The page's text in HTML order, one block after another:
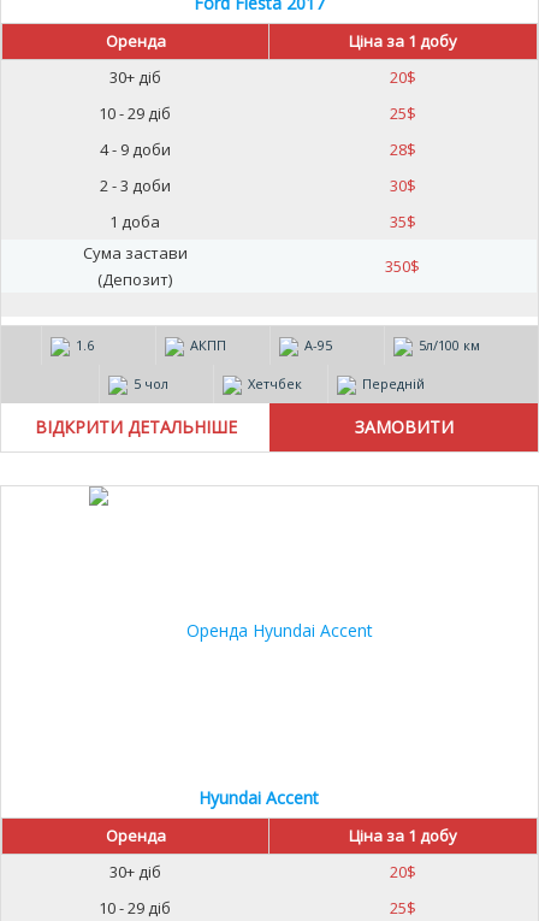
Оренда
Ціна за 1 добу
30+ діб
20$
10 - 29 діб
25$
4 - 9 доби
28$
2 - 3 доби
30$
1 доба
35$
Сума застави
(Депозит)
350$
1.6 АКПП А-95 5л/100 км
5 чол Хетчбек Передній
ВІДКРИТИ ДЕТАЛЬНІШЕ
Hyundai Accent
Оренда
Ціна за 1 добу
30+ діб
20$
10 - 29 діб
25$